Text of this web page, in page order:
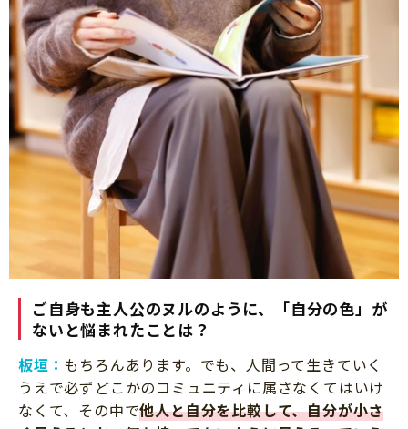
ご自身も主人公のヌルのように、「自分の色」が
ないと悩まれたことは？
板垣： もちろんあります。でも、人間って生きていく
うえで必ずどこかのコミュニティに属さなくてはいけ
なくて、その中で他人と自分を比較して、自分が小さ